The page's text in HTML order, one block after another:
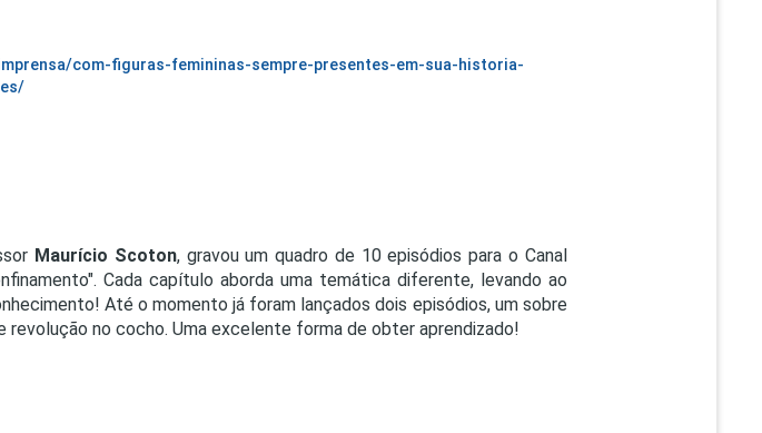
com-figuras-femininas-sempre-presentes-em-sua-historia-
Maurício Scoton, gravou um quadro de 10 episódios para o Canal
Cada capítulo aborda uma temática diferente, levando ao
Até o momento já foram lançados dois episódios, um sobre
revolução no cocho. Uma excelente forma de obter aprendizado!